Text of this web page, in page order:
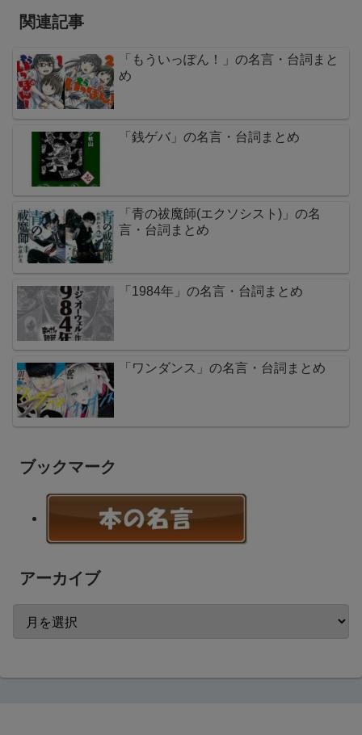
関連記事
「もういっぽん！」の名言・台詞まと
め
「銭ゲバ」の名言・台詞まとめ
「青の祓魔師(エクソシスト)」の名
言・台詞まとめ
「1984年」の名言・台詞まとめ
「ワンダンス」の名言・台詞まとめ
ブックマーク
アーカイブ